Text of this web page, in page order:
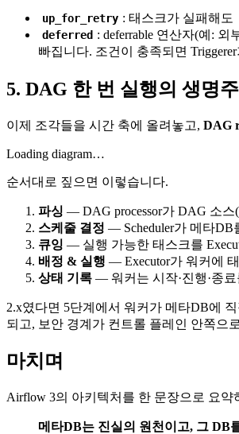
up_for_retry : 태스크가 실패해도
deferred : deferrable 연산자(예:
빠집니다. 조건이 충족되면
5. DAG 한 번 실행의 생명주
이제 조각들을 시간 축에 올려놓고, DAG
Loading diagram…
순서대로 짚으면 이렇습니다.
파싱 — DAG processor가 DAG 소
스케줄 결정 — Scheduler가 메타DB
큐잉 — 실행 가능한 태스크를
배정 & 실행 — Executor가 워커에
상태 기록 — 워커는 시작·진행·종료
2.x였다면 5단계에서 워커가 메타DB에
되고, 보안 경계가 컨트롤 플레인 안쪽으
마치며
Airflow 3의 아키텍처를 한 문장으로 요약
메타DB는 진실의 원천이고, 그 DB